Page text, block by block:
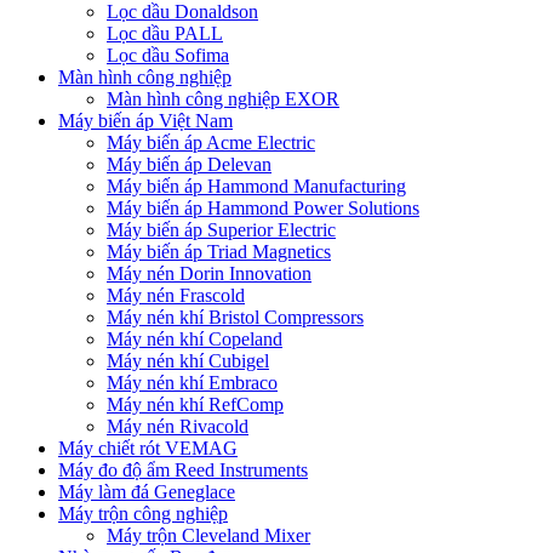
Lọc dầu Donaldson
Lọc dầu PALL
Lọc dầu Sofima
Màn hình công nghiệp
Màn hình công nghiệp EXOR
Máy biến áp Việt Nam
Máy biến áp Acme Electric
Máy biến áp Delevan
Máy biến áp Hammond Manufacturing
Máy biến áp Hammond Power Solutions
Máy biến áp Superior Electric
Máy biến áp Triad Magnetics
Máy nén Dorin Innovation
Máy nén Frascold
Máy nén khí Bristol Compressors
Máy nén khí Copeland
Máy nén khí Cubigel
Máy nén khí Embraco
Máy nén khí RefComp
Máy nén Rivacold
Máy chiết rót VEMAG
Máy đo độ ẩm Reed Instruments
Máy làm đá Geneglace
Máy trộn công nghiệp
Máy trộn Cleveland Mixer